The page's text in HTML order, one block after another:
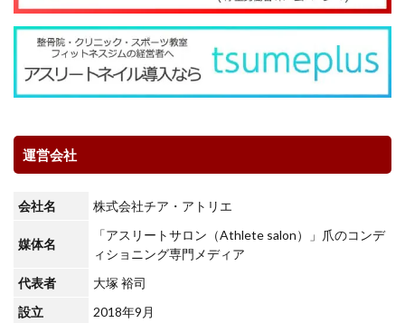
運営会社
会社名 株式会社チア・アトリエ
媒体名
「アスリートサロン（Athlete salon）」爪のコンデ
ィショニング専門メディア
代表者
大塚 裕司
設立
2018年9月